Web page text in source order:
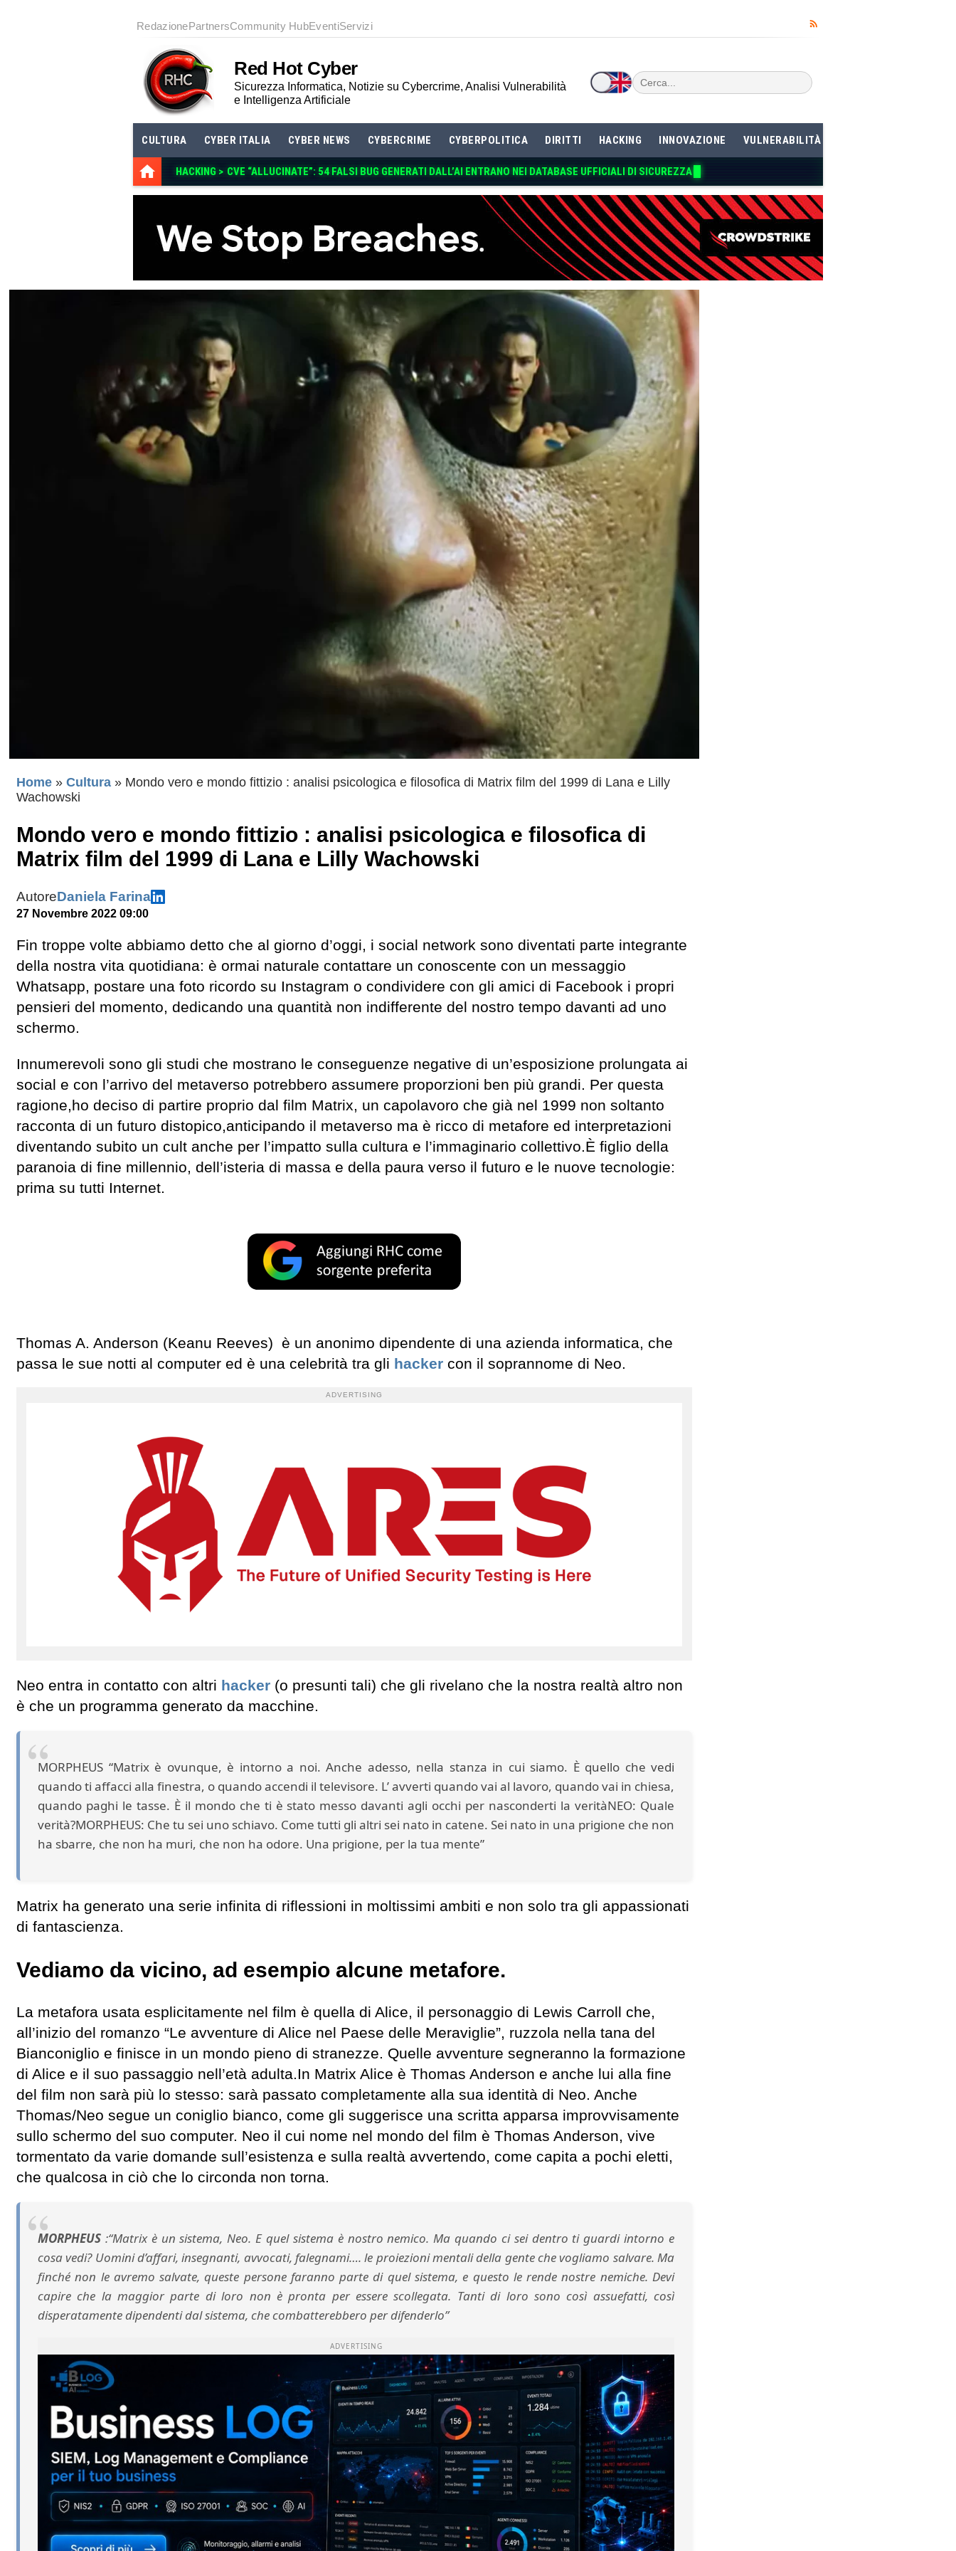
RedazionePartnersCommunity HubEventiServizi
Red Hot Cyber
Sicurezza Informatica, Notizie su Cybercrime, Analisi Vulnerabilità
e Intelligenza Artificiale
CULTURA CYBER ITALIA CYBER NEWS CYBERCRIME CYBERPOLITICA DIRITTI HACKING INNOVAZIONE VULNERABILITÀ
HACKING > CVE “ALLUCINATE”: 54 FALSI BUG GENERATI DALL’AI ENTRANO NEI DATABASE UFFICIALI DI SICUREZZA
Home » Cultura » Mondo vero e mondo fittizio : analisi psicologica e filosofica di Matrix film del 1999 di Lana e Lilly
Wachowski
Mondo vero e mondo fittizio : analisi psicologica e filosofica di
Matrix film del 1999 di Lana e Lilly Wachowski
AutoreDaniela Farina
27 Novembre 2022 09:00
Fin troppe volte abbiamo detto che al giorno d’oggi, i social network sono diventati parte integrante
della nostra vita quotidiana: è ormai naturale contattare un conoscente con un messaggio
Whatsapp, postare una foto ricordo su Instagram o condividere con gli amici di Facebook i propri
pensieri del momento, dedicando una quantità non indifferente del nostro tempo davanti ad uno
schermo.
Innumerevoli sono gli studi che mostrano le conseguenze negative di un’esposizione prolungata ai
social e con l’arrivo del metaverso potrebbero assumere proporzioni ben più grandi. Per questa
ragione,ho deciso di partire proprio dal film Matrix, un capolavoro che già nel 1999 non soltanto
racconta di un futuro distopico,anticipando il metaverso ma è ricco di metafore ed interpretazioni
diventando subito un cult anche per l’impatto sulla cultura e l’immaginario collettivo.È figlio della
paranoia di fine millennio, dell’isteria di massa e della paura verso il futuro e le nuove tecnologie:
prima su tutti Internet.
Thomas A. Anderson (Keanu Reeves) è un anonimo dipendente di una azienda informatica, che
passa le sue notti al computer ed è una celebrità tra gli hacker con il soprannome di Neo.
ADVERTISING
Neo entra in contatto con altri hacker (o presunti tali) che gli rivelano che la nostra realtà altro non
è che un programma generato da macchine.
MORPHEUS “Matrix è ovunque, è intorno a noi. Anche adesso, nella stanza in cui siamo. È quello che vedi
quando ti affacci alla finestra, o quando accendi il televisore. L’ avverti quando vai al lavoro, quando vai in chiesa,
quando paghi le tasse. È il mondo che ti è stato messo davanti agli occhi per nasconderti la veritàNEO: Quale
verità?MORPHEUS: Che tu sei uno schiavo. Come tutti gli altri sei nato in catene. Sei nato in una prigione che non
ha sbarre, che non ha muri, che non ha odore. Una prigione, per la tua mente”
Matrix ha generato una serie infinita di riflessioni in moltissimi ambiti e non solo tra gli appassionati
di fantascienza.
Vediamo da vicino, ad esempio alcune metafore.
La metafora usata esplicitamente nel film è quella di Alice, il personaggio di Lewis Carroll che,
all’inizio del romanzo “Le avventure di Alice nel Paese delle Meraviglie”, ruzzola nella tana del
Bianconiglio e finisce in un mondo pieno di stranezze. Quelle avventure segneranno la formazione
di Alice e il suo passaggio nell’età adulta.In Matrix Alice è Thomas Anderson e anche lui alla fine
del film non sarà più lo stesso: sarà passato completamente alla sua identità di Neo. Anche
Thomas/Neo segue un coniglio bianco, come gli suggerisce una scritta apparsa improvvisamente
sullo schermo del suo computer. Neo il cui nome nel mondo del film è Thomas Anderson, vive
tormentato da varie domande sull’esistenza e sulla realtà avvertendo, come capita a pochi eletti,
che qualcosa in ciò che lo circonda non torna.
MORPHEUS :“Matrix è un sistema, Neo. E quel sistema è nostro nemico. Ma quando ci sei dentro ti guardi intorno e
cosa vedi? Uomini d’affari, insegnanti, avvocati, falegnami…. le proiezioni mentali della gente che vogliamo salvare. Ma
finché non le avremo salvate, queste persone faranno parte di quel sistema, e questo le rende nostre nemiche. Devi
capire che la maggior parte di loro non è pronta per essere scollegata. Tanti di loro sono così assuefatti, così
disperatamente dipendenti dal sistema, che combatterebbero per difenderlo”
ADVERTISING